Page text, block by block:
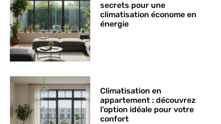
secrets pour une
climatisation économe en
énergie
Climatisation en
appartement : découvrez
l’option idéale pour votre
confort